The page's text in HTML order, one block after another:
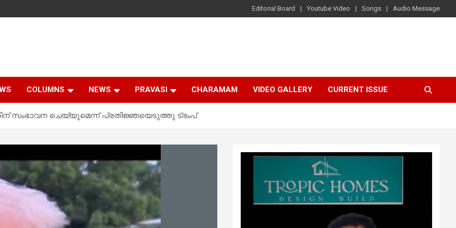
Editorial Board Youtube Video Songs Audio Message
COLUMNS NEWS PRAVASI CHARAMAM VIDEO GALLERY CURRENT ISSUE
സംഭാവന ചെയ്യുമെന്ന് പ്രതിജ്ഞയെടുത്തു ട്രംപ്